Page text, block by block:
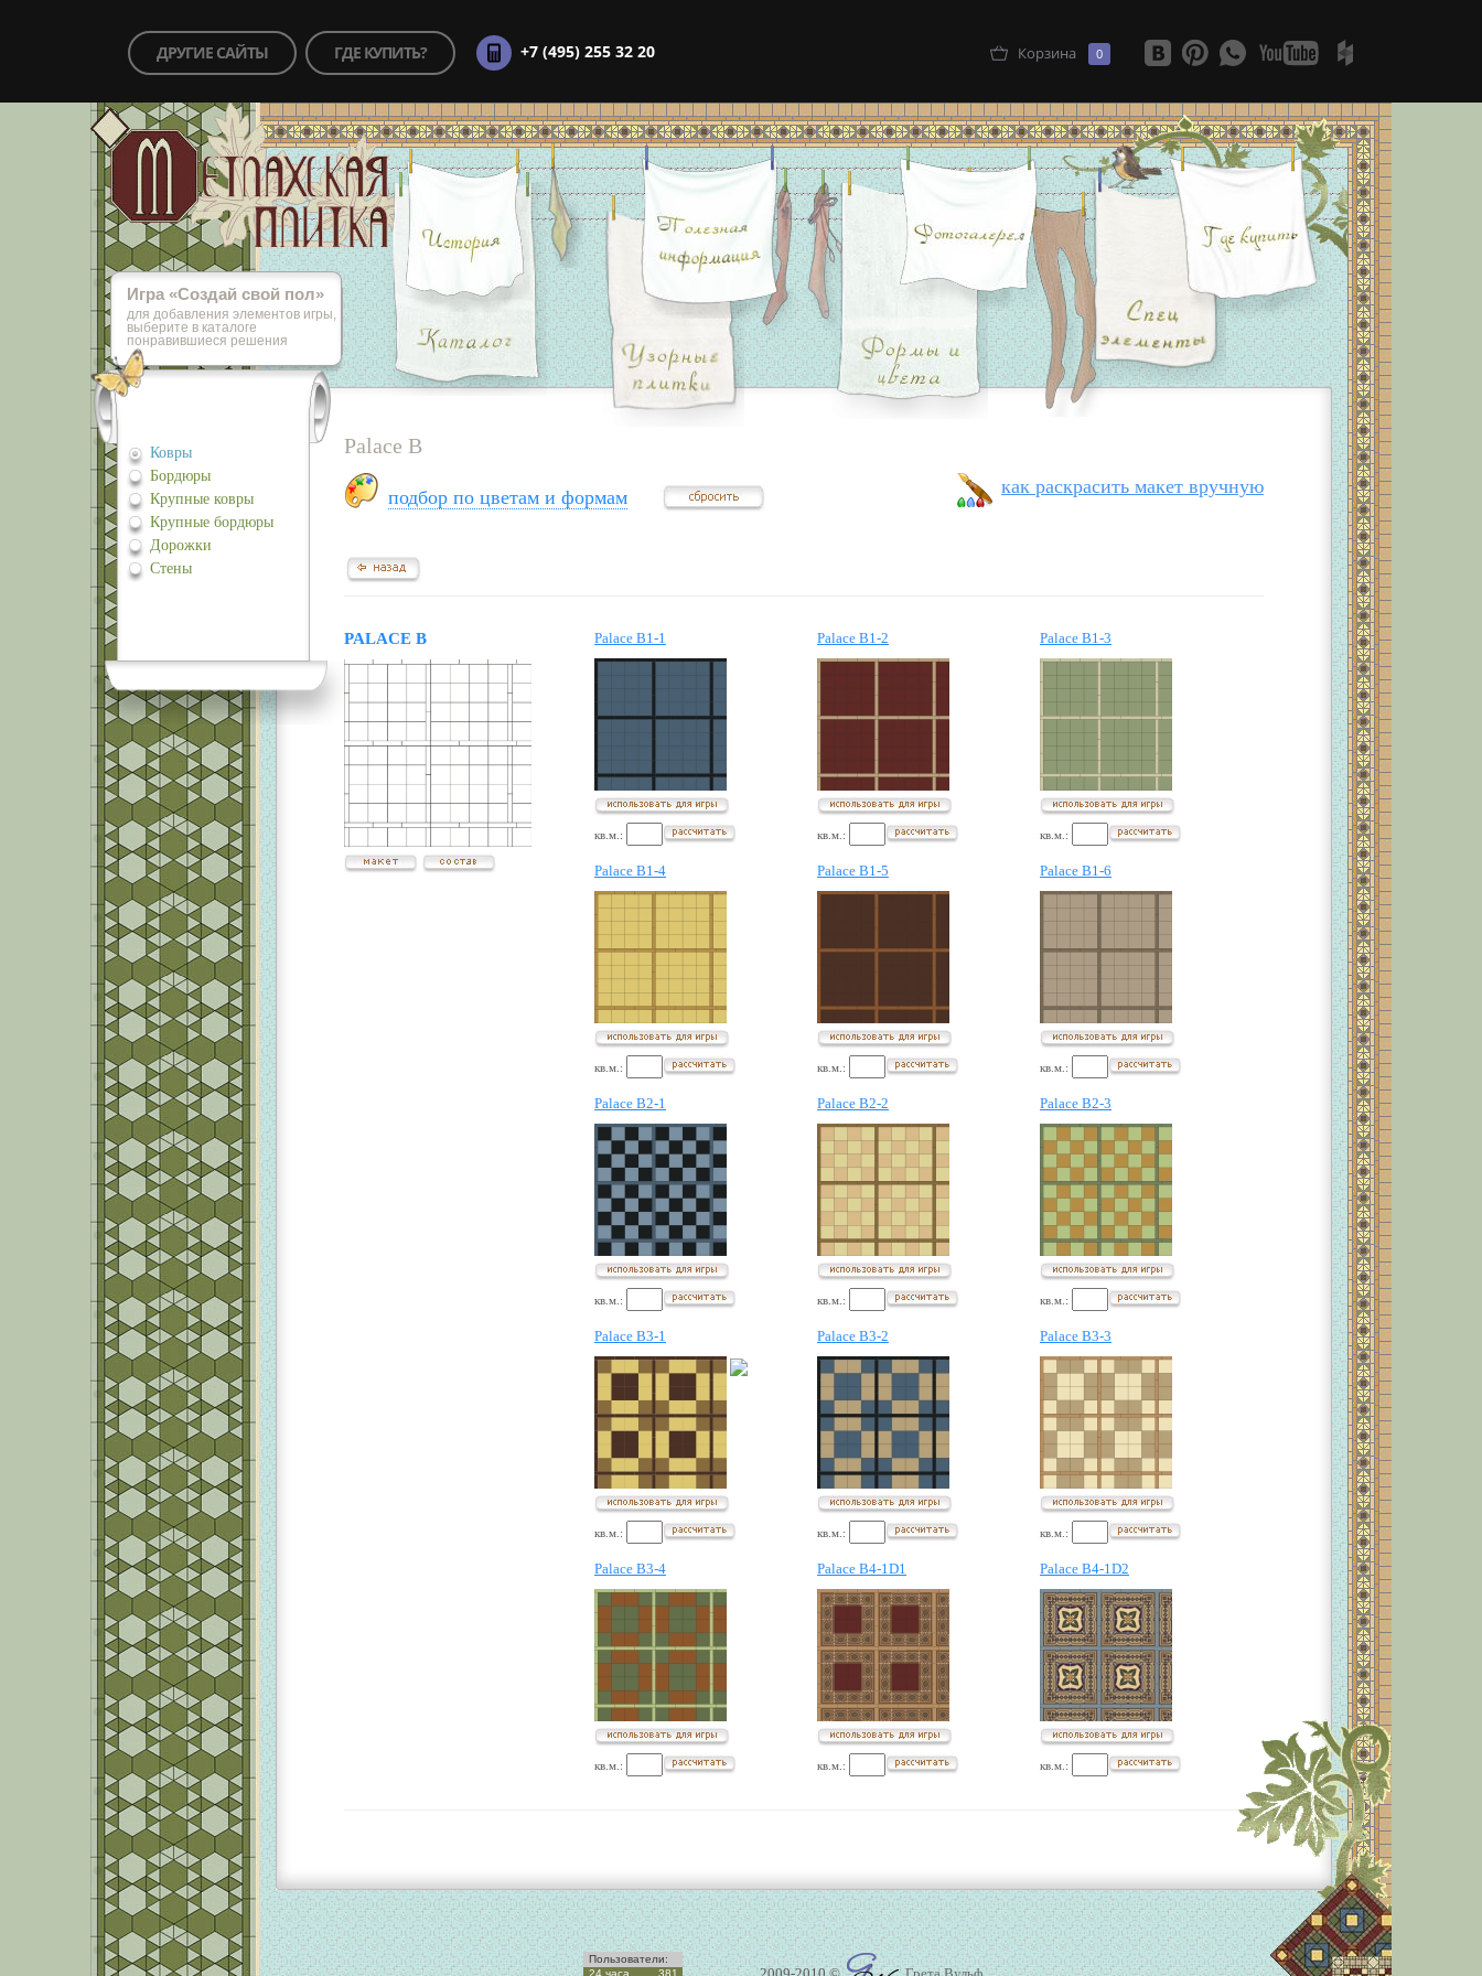
ДРУГИЕ САЙТЫ ГДЕ КУПИТЬ? +7 (495) 255 32 20 Корзина 0
Игра «Cоздай свой пол»
для добавления элементов игры,
выберите в каталоге
понравившиеся решения
Ковры
Бордюры
Крупные ковры
Крупные бордюры
Дорожки
Стены
Palace B
как раскрасить макет вручную
подбор по цветам и формам
PALACE B Palace B1-1
кв.м.:
Palace B1-2
кв.м.:
Palace B1-3
кв.м.:
Palace B1-4
кв.м.:
Palace B1-5
кв.м.:
Palace B1-6
кв.м.:
Palace B2-1
кв.м.:
Palace B2-2
кв.м.:
Palace B2-3
кв.м.:
Palace B3-1
кв.м.:
Palace B3-2
кв.м.:
Palace B3-3
кв.м.:
Palace B3-4
кв.м.:
Palace B4-1D1
кв.м.:
Palace B4-1D2
кв.м.:
Пользователи:
24 часа
381